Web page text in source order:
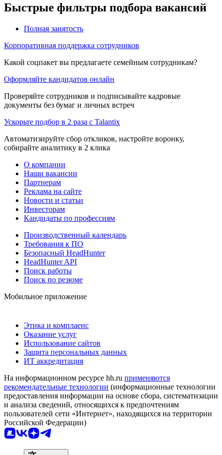
Быстрые фильтры подбора вакансий
Полная занятость
Корпоративная поддержка сотрудников
Какой соцпакет вы предлагаете семейным сотрудникам?
Оформляйте кандидатов онлайн
Проверяйте сотрудников и подписывайте кадровые
документы без бумаг и личных встреч
Ускорьте подбор в 2 раза с Talantix
Автоматизируйте сбор откликов, настройте воронку,
собирайте аналитику в 2 клика
О компании
Наши вакансии
Партнерам
Реклама на сайте
Новости и статьи
Инвесторам
Кандидаты по профессиям
Производственный календарь
Требования к ПО
Безопасный HeadHunter
HeadHunter API
Поиск работы
Поиск по резюме
Мобильное приложение
Этика и комплаенс
Оказание услуг
Использование сайтов
Защита персональных данных
ИТ аккредитация
На информационном ресурсе hh.ru применяются
рекомендательные технологии (информационные технологии
предоставления информации на основе сбора, систематизации
и анализа сведений, относящихся к предпочтениям
пользователей сети «Интернет», находящихся на территории
Российской Федерации)